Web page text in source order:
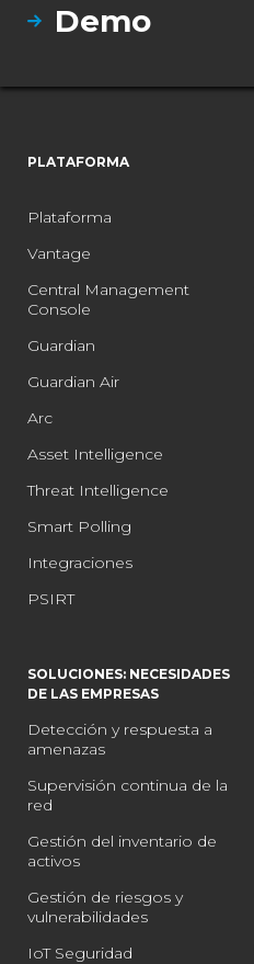
Demo
PLATAFORMA
Plataforma
Vantage
Central Management
Console
Guardian
Guardian Air
Arc
Asset Intelligence
Threat Intelligence
Smart Polling
Integraciones
PSIRT
SOLUCIONES: NECESIDADES
DE LAS EMPRESAS
Detección y respuesta a
amenazas
Supervisión continua de la
red
Gestión del inventario de
activos
Gestión de riesgos y
vulnerabilidades
IoT Seguridad